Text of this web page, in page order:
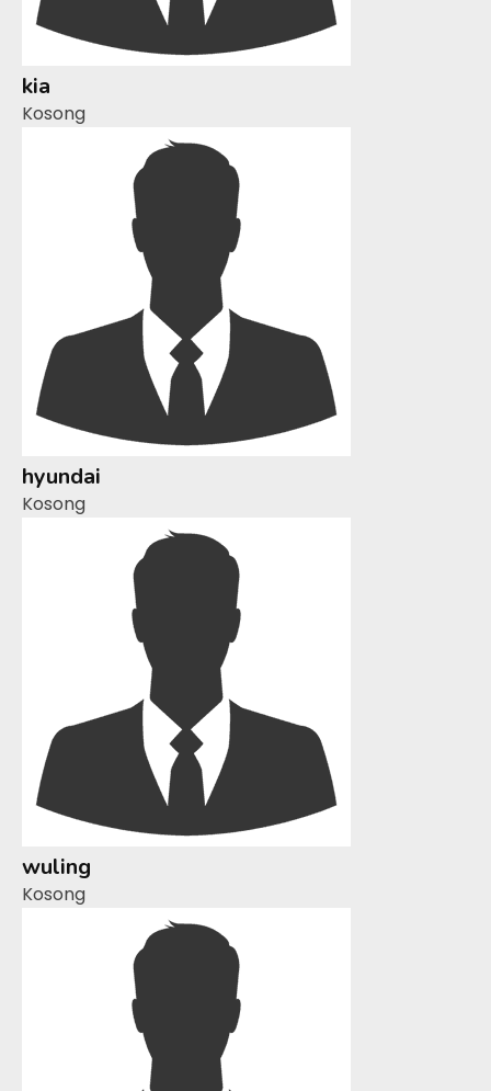
kia
Kosong
hyundai
Kosong
wuling
Kosong